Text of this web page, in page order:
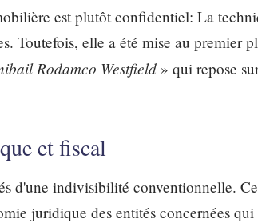
est plutôt confidentiel: La
Toutefois, elle a été mise au premier
Rodamco Westfield » qui repose
et fiscal
d'une indivisibilité conventionnelle.
juridique des entités concernées